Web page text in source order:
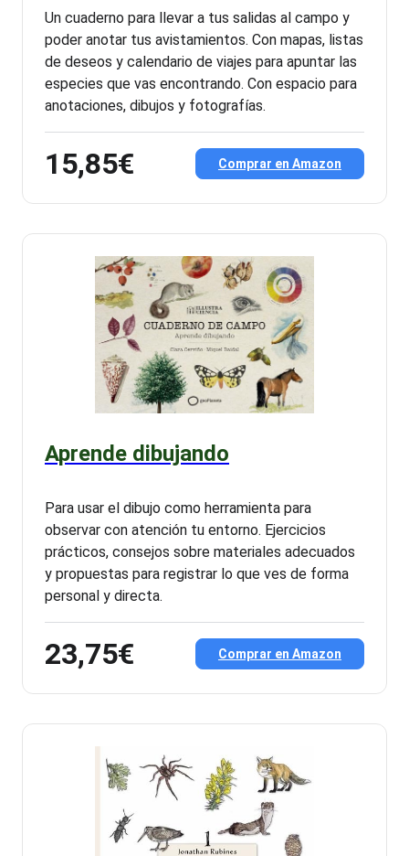
Un cuaderno para llevar a tus salidas al campo y
poder anotar tus avistamientos. Con mapas, listas
de deseos y calendario de viajes para apuntar las
especies que vas encontrando. Con espacio para
anotaciones, dibujos y fotografías.
15,85€ Comprar en Amazon
Aprende dibujando
Para usar el dibujo como herramienta para
observar con atención tu entorno. Ejercicios
prácticos, consejos sobre materiales adecuados
y propuestas para registrar lo que ves de forma
personal y directa.
23,75€ Comprar en Amazon